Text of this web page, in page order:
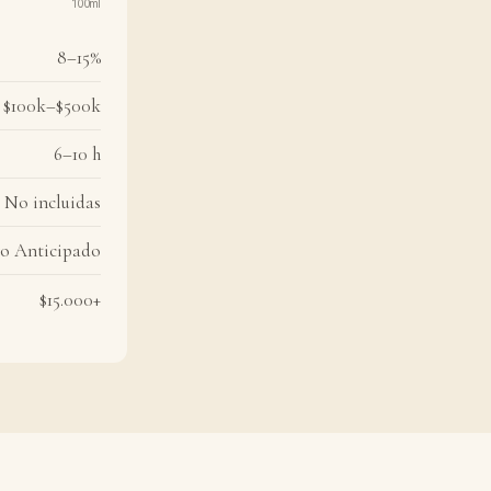
100ml
8–15%
$100k–$500k
6–10 h
No incluidas
Anticipado
$15.000+